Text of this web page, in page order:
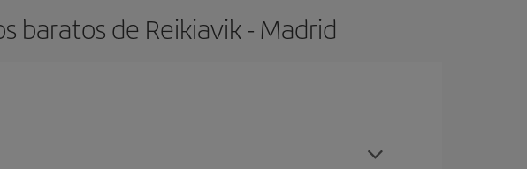
baratos de Reikiavik - Madrid